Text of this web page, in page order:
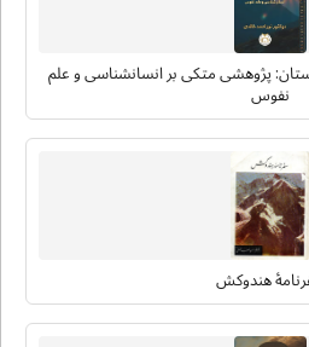
پژوهشی متکی بر انسانشناسی و علم
نفوس
هندوکش